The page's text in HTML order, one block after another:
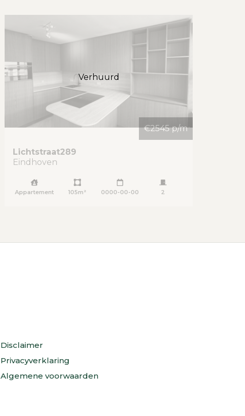
Verhuurd
€2545 p/m
Lichtstraat289
Eindhoven
Appartement 105m² 0000-00-00 2
Disclaimer
Privacyverklaring
Algemene voorwaarden